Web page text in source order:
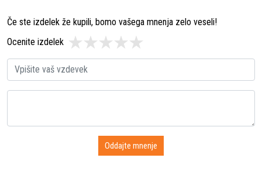
Če ste izdelek že kupili, bomo vašega mnenja zelo veseli!
Ocenite izdelek